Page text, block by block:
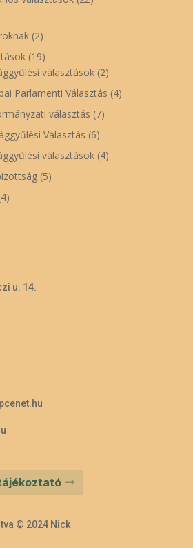
(2)
(19)
választások(2)
Parlamenti Választás (4)
választás (7)
Választás (6)
választások(4)
(5)
u. 14.
© 2024 Nick